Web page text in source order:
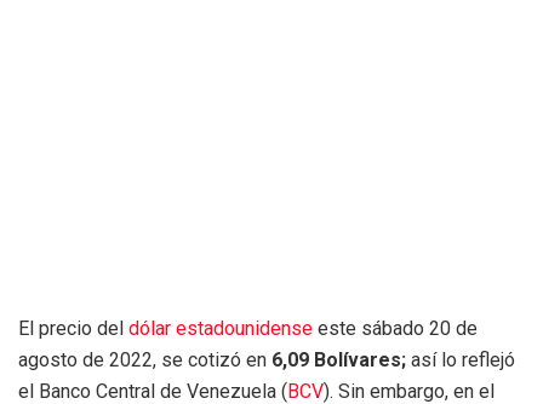
El precio del dólar estadounidense este sábado 20 de
agosto de 2022, se cotizó en 6,09 Bolívares; así lo reflejó
el Banco Central de Venezuela (BCV). Sin embargo, en el